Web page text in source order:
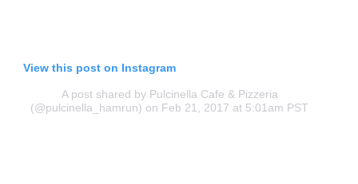
View this post on Instagram
A post shared by Pulcinella Cafe & Pizzeria
(@pulcinella_hamrun) on Feb 21, 2017 at 5:01am PST